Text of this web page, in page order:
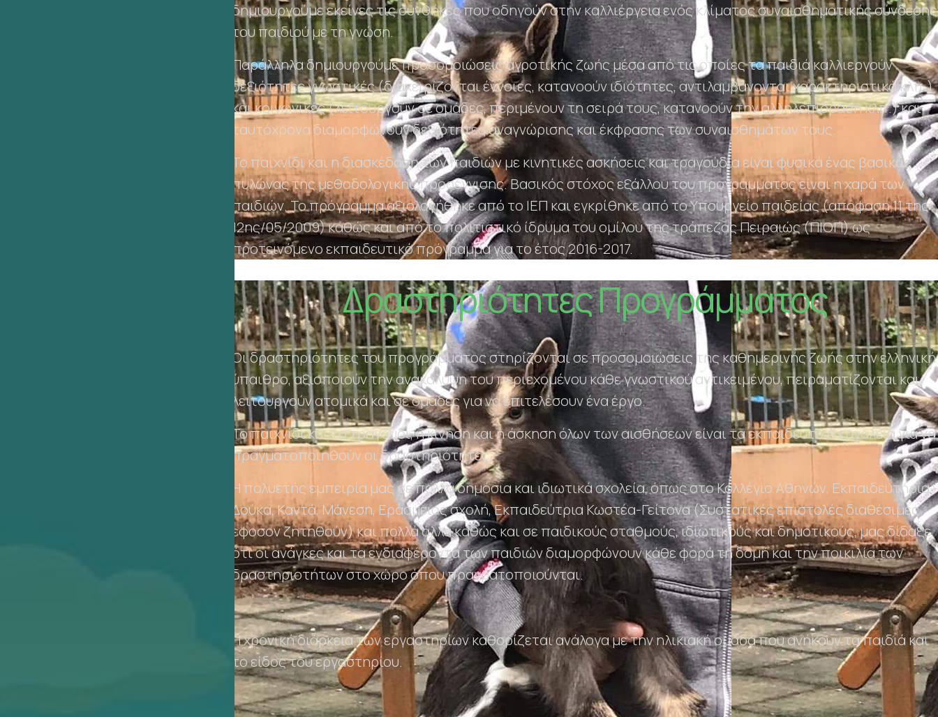
δημιουργούμε εκείνες τις συνθήκες που οδηγούν στην καλλιέργεια ενός κλίματος συναισθηματικής σύνδεσης
του παιδιού με τη γνώση.
Παράλληλα δημιουργούμε προσομοιώσεις αγροτικής ζωής μέσα από τις οποίες τα παιδιά καλλιεργούν
δεξιότητες γνωστικές (διαχειρίζονται έννοιες, κατανοούν ιδιότητες, αντιλαμβάνονται χαρακτηριστικά κλπ.)
και κοινωνικές (λειτουργούν σε ομάδες, περιμένουν τη σειρά τους, κατανοούν την αλληλεπίδραση κλπ.) και
ταυτόχρονα διαμορφώνουν δεξιότητες αναγνώρισης και έκφρασης των συναισθημάτων τους.
Το παιχνίδι και η διασκέδαση των παιδιών με κινητικές ασκήσεις και τραγούδια είναι φυσικά ένας βασικός
πυλώνας της μεθοδολογικής προσέγγισης. Βασικός στόχος εξάλλου του προγράμματος είναι η χαρά των
παιδιών. Το πρόγραμμα αξιολογήθηκε από το ΙΕΠ και εγκρίθηκε από το Υπουργείο παιδείας (απόφαση 11 της
12ης/05/2009) καθώς και από το πολιτιστικό ίδρυμα του ομίλου της τράπεζας Πειραιώς (ΠΙΟΠ) ως
προτεινόμενο εκπαιδευτικό πρόγραμμα για το έτος 2016-2017.
Δραστηριότητες Προγράμματος
Οι δραστηριότητες του προγράμματος στηρίζονται σε προσομοιώσεις της καθημερινής ζωής στην ελληνική
ύπαιθρο, αξιοποιούν την ανακάλυψη του περιεχομένου κάθε γνωστικού αντικειμένου, πειραματίζονται και
λειτουργούν ατομικά και σε ομάδες για να επιτελέσουν ένα έργο.
Το παιχνίδι και το τραγούδι, η κίνηση και η άσκηση όλων των αισθήσεων είναι τα εκπαιδευτικά εργαλεία για να
πραγματοποιηθούν οι δραστηριότητες.
Η πολυετής εμπειρία μας σε πολλά δημόσια και ιδιωτικά σχολεία, όπως στο Κολλέγιο Αθηνών, Εκπαιδευτήρια
Δούκα, Καντά, Μάνεση, Εράσμειος σχολή, Εκπαιδεύτρια Κωστέα-Γείτονα (Συστατικές επιστολές διαθέσιμες
εφοσον ζητηθούν) και πολλά άλλα καθώς και σε παιδικούς σταθμούς, ιδιωτικούς και δημοτικούς, μας δίδαξε
ότι οι ανάγκες και τα ενδιαφέροντα των παιδιών διαμορφώνουν κάθε φορά τη δομή και την ποικιλία των
δραστηριοτήτων στο χώρο όπου πραγματοποιούνται.
Η χρονική διάρκεια των εργαστηρίων καθορίζεται ανάλογα με την ηλικιακή ομάδα που ανήκουν τα παιδιά και
το είδος του εργαστηρίου.